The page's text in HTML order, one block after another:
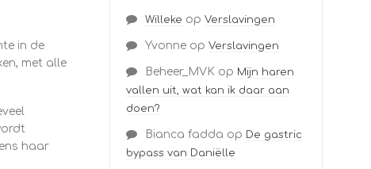
in de
met alle
haar
Willeke op Verslavingen
Yvonneop Verslavingen
Beheer_MVK op Mijn haren
vallen uit, wat kan ik daar aan
doen?
Bianca fadda op De gastric
bypass van Daniëlle